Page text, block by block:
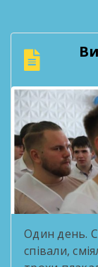
рік. Такі
пройдений
зроблено
Один день.
співали,